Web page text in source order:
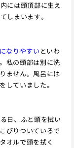
には頭頂部に生え
しまいます。
なりやすい といわ
私の頭部は別に洗
ません。風呂には
していました。
日、ふと頭を拭い
びりついているで
オルで頭を拭く